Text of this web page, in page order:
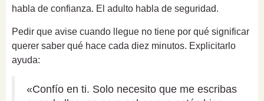
habla de confianza. El adulto habla de seguridad.
Pedir que avise cuando llegue no tiene por qué significar
querer saber qué hace cada diez minutos. Explicitarlo
ayuda:
«Confío en ti. Solo necesito que me escribas